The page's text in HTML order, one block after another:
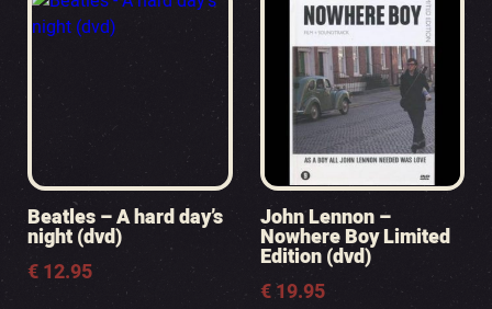
Beatles – A hard day’s
night (dvd)
€12.95
John Lennon –
Nowhere Boy Limited
Edition (dvd)
€19.95